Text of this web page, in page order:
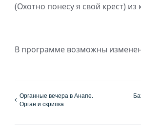
(Охотно понесу я свой крест) из
В программе возможны
Органные вечера в Анапе.
Орган и скрипка